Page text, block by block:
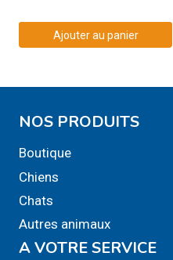
Ajouter au panier
NOS PRODUITS
Boutique
Chiens
Chats
Autres animaux
A VOTRE SERVICE